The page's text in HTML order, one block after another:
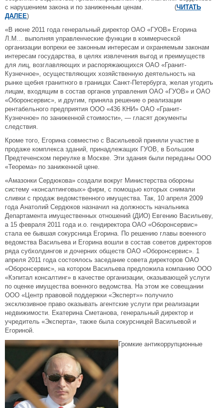
с нарушением закона и по заниженным ценам. (ЧИТАТЬ
ДАЛЕЕ)
«В июне 2011 года генеральный директор ОАО «ГУОВ» Егорина
Л.М… выполняя управленческие функции в коммерческой
организации вопреки ее законным интересам и охраняемым законам
интересам государства, в целях извлечения выгод и преимуществ
для лиц, возглавляющих и распоряжающихся ОАО «Гранит-
Кузнечное», осуществляющих хозяйственную деятельность на
рынке щебня гранитного в границах Санкт-Петербурга, желая угодить
лицам, входящим в состав органов управления ОАО «ГУОВ» и ОАО
«Оборонсервис», и другим, приняла решение о реализации
рентабельного предприятия ООО «436 КНИ» ОАО «Гранит-
Кузнечное» по заниженной стоимости», — гласят документы
следствия.
Кроме того, Егорина совместно с Васильевой приняли участие в
продаже комплекса зданий, принадлежащих ГУОВ, в Большом
Предтеченском переулке в Москве. Эти здания были переданы ООО
«Теорема» по заниженной цене.
«Амазонки Сердюкова» создали вокруг Министерства обороны
систему «консалтинговых» фирм, с помощью которых снимали
сливки с продаж ведомственного имущества. Так, 10 апреля 2009
года Анатолий Сердюков назначил на должность начальника
Департамента имущественных отношений (ДИО) Евгению Васильеву,
а 15 февраля 2011 года и.о. гендиректора ОАО «Оборонсервис»
стала ее бывшая сокурсница Егорина. По решению главы военного
ведомства Васильева и Егорина вошли в состав советов директоров
ряда субхолдингов и дочерних обществ ОАО «Оборонсервис». 1
апреля 2011 года состоялось заседание совета директоров ОАО
«Оборонсервис», на котором Васильева предложила компанию ООО
«Кэпитал консалтинг» в качестве организации, оказывающей услуги
по оценке имущества военного ведомства. На этом же совещании
ООО «Центр правовой поддержки «Эксперт»» получило
эксклюзивное право оказывать агентские услуги при реализации
недвижимости. Екатерина Сметанова, генеральный директор и
учредитель «Эксперта», также была сокурсницей Васильевой и
Егориной.
Громкие антикоррупционные